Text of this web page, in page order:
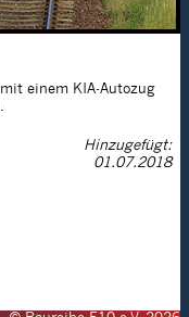
mit einem KIA-Autozug
Hinzugefügt:
01.07.2018